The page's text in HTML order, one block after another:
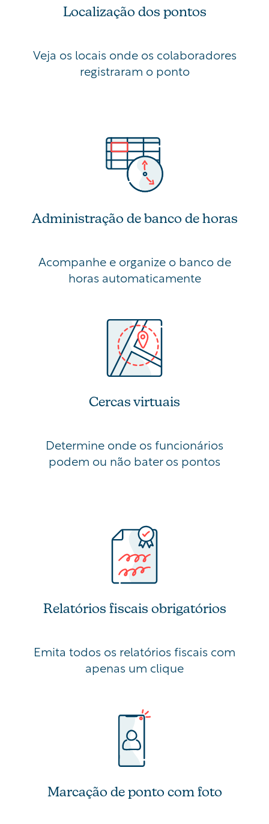
Localização dos pontos
Veja os locais onde os colaboradores
registraram o ponto
Administração de banco de horas
Acompanhe e organize o banco de
horas automaticamente
Cercas virtuais
Determine onde os funcionários
podem ou não bater os pontos
Relatórios fiscais obrigatórios
Emita todos os relatórios fiscais com
apenas um clique
Marcação de ponto com foto